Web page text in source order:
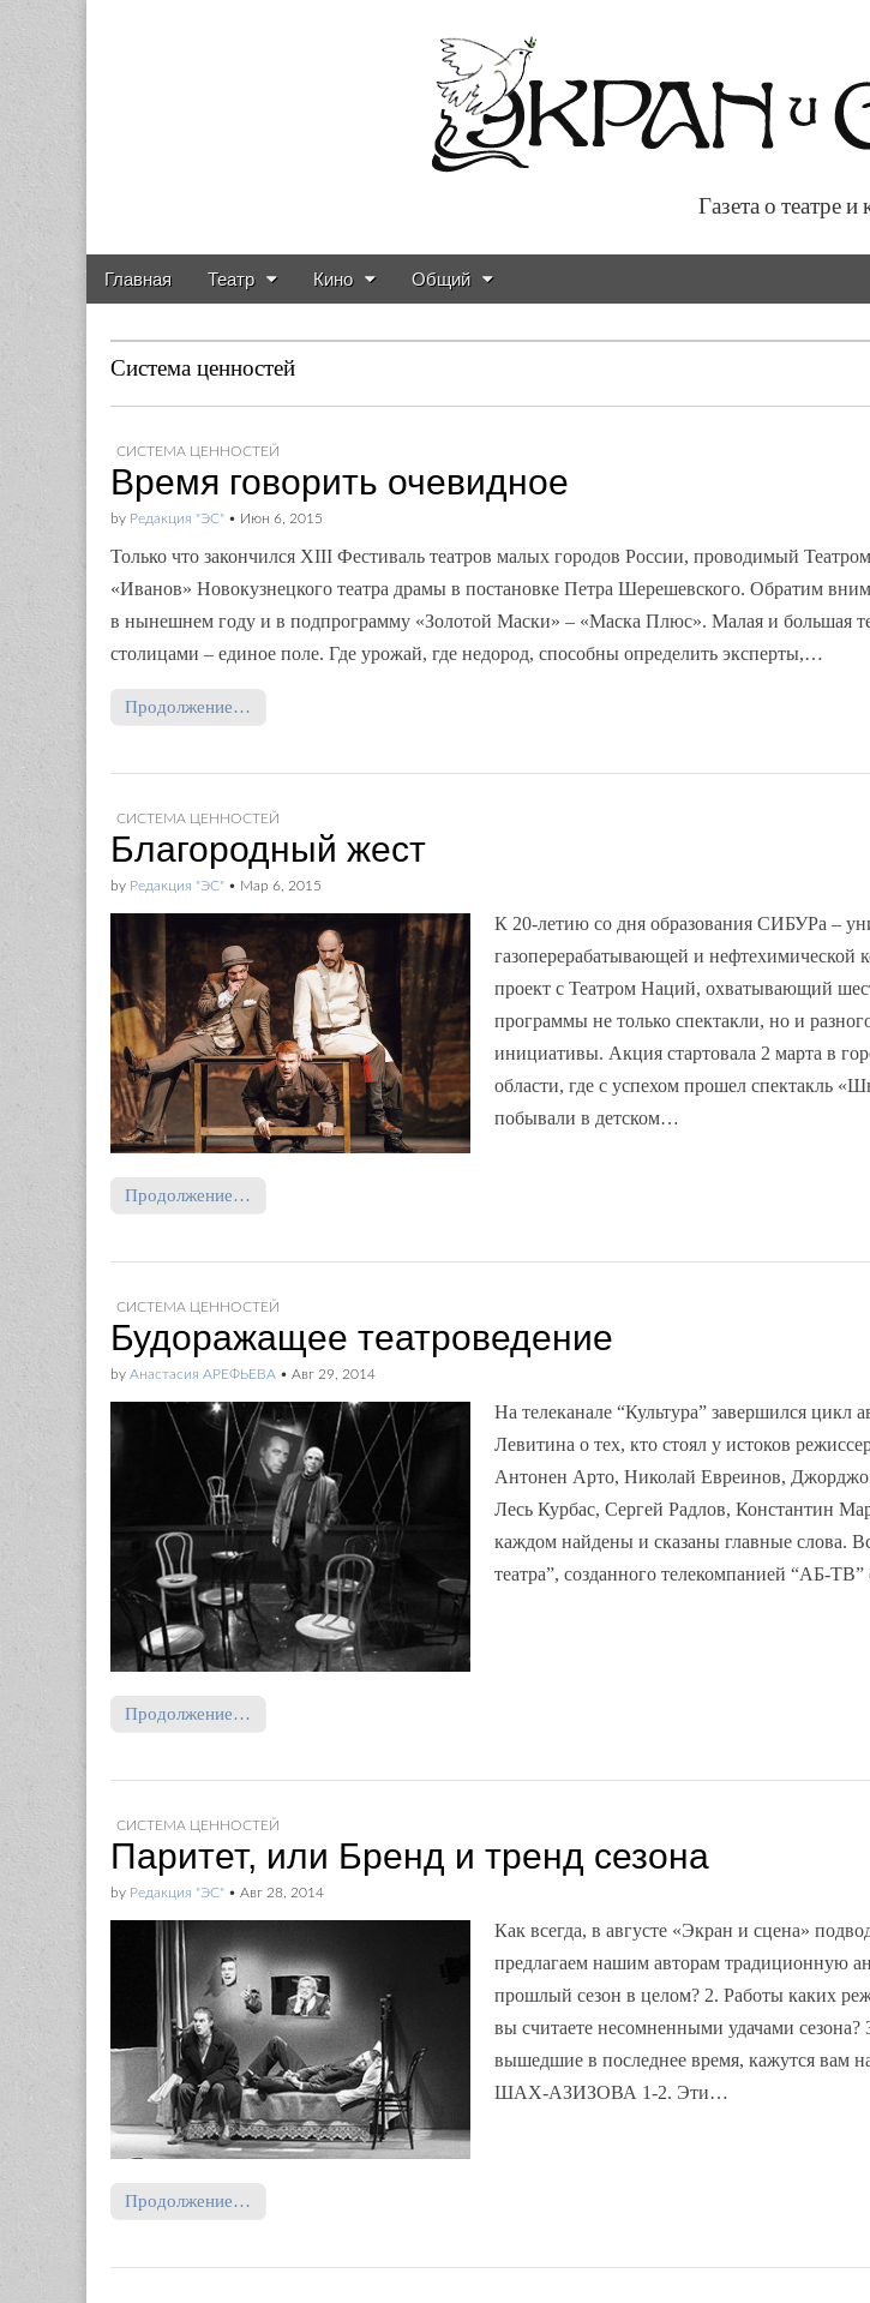
Газета о театре и кино.
Газета о театре и
Main menu
Skip to content
Главная Театр Кино Общий
Система ценностей
СИСТЕМА ЦЕННОСТЕЙ
Время говорить очевидное
by Редакция "ЭС" • Июн 6, 2015
Только что закончился XIII Фестиваль театров малых городов России, проводимый
«Иванов» Новокузнецкого театра драмы в постановке Петра Шерешевского. Обратим
в нынешнем году и в подпрограмму «Золотой Маски» – «Маска Плюс». Малая и большая
столицами – единое поле. Где урожай, где недород, способны определить эксперты,…
Продолжение…
СИСТЕМА ЦЕННОСТЕЙ
Благородный жест
by Редакция "ЭС" • Мар 6, 2015
К 20-летию со дня образования СИБУРа –
газоперерабатывающей и нефтехимической
проект с Театром Наций, охватывающий
программы не только спектакли, но и
инициативы. Акция стартовала 2 марта в
области, где с успехом прошел спектакль
побывали в детском…
Продолжение…
СИСТЕМА ЦЕННОСТЕЙ
Будоражащее театроведение
by Анастасия АРЕФЬЕВА • Авг 29, 2014
На телеканале “Культура” завершился цикл
Левитина о тех, кто стоял у истоков
Антонен Арто, Николай Евреинов, Джорджо
Лесь Курбас, Сергей Радлов, Константин
каждом найдены и сказаны главные слова.
театра”, созданного телекомпанией “АБ-
Продолжение…
СИСТЕМА ЦЕННОСТЕЙ
Паритет, или Бренд и тренд сезона
by Редакция "ЭС" • Авг 28, 2014
Как всегда, в августе «Экран и сцена»
предлагаем нашим авторам традиционную
прошлый сезон в целом? 2. Работы каких
вы считаете несомненными удачами сезона?
вышедшие в последнее время, кажутся вам
ШАХ-АЗИЗОВА 1-2. Эти…
Продолжение…